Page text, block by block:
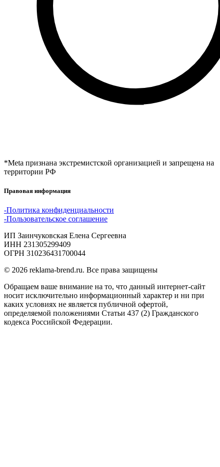
*Meta признана экстремистской организацией и запрещена на
территории РФ
Правовая информация
-Политика конфиденциальности
-Пользовательское соглашение
ИП Заинчуковская Елена Сергеевна
ИНН 231305299409
ОГРН 310236431700044
© 2026 reklama-brend.ru. Все права защищены
Обращаем ваше внимание на то, что данный интернет-сайт
носит исключительно информационный характер и ни при
каких условиях не является публичной офертой,
определяемой положениями Статьи 437 (2) Гражданского
кодекса Российской Федерации.